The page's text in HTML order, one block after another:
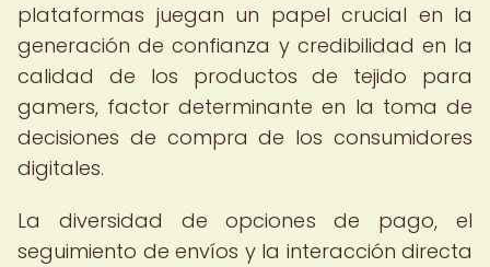
plataformas juegan un papel crucial en la
generación de confianza y credibilidad en la
calidad de los productos de tejido para
gamers, factor determinante en la toma de
decisiones de compra de los consumidores
digitales.
La diversidad de opciones de pago, el
seguimiento de envíos y la interacción directa